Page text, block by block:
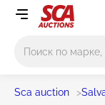
Sca auction >